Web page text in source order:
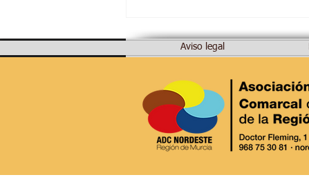
MURCIA RURAL.
Aviso legal